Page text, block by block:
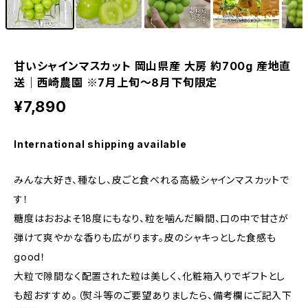
甘いシャインマスカット 岡山県産 大房 約700g 産地直
送｜西崎農園 ※7月上旬〜8月下旬限定
¥7,890
International shipping available
みんな大好き、種なし、皮ごと食べれる高級シャインマスカットで
す！
糖度はおおよそ18度にもなり、粒を噛んだ瞬間、口の中で甘さが
弾けて爽やかな香りも広がります。皮のシャキっとした食感も
good！
大粒で隙間なく配置された粒は美しく、化粧箱入りでギフトとし
も超おすすめ。（熨斗等のご要望ありましたら、備考欄にご記入下